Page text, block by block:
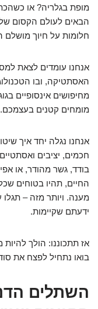
מופת בגלריה? או
הבאים לעולם הקסום
חלומות על חיוך מושלם
אנחנו עומדים לצאת
האסתטיקה, ובו
מחיפושים אינסופיים
מומחים קטנים בעצמכם.
אנחנו נגלה יחד איך
חכמים, יציבים
בודד, גשר מהודר, או
החיים, תהיו בטוחים
מענה. ויותר מזה –
ידעתם שקיימות.
אז תתכוננו: הולך
בואו נתחיל לפצח את
השתלים